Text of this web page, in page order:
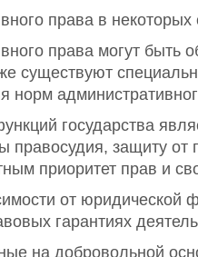
права в
права могут быть
существуют
норм
государства
правосудия, защиту от
приоритет прав и
от юридической
гарантиях
на добровольной